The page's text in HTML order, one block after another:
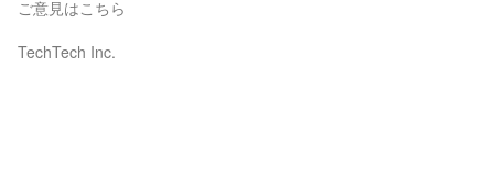
ご意見はこちら
TechTech Inc.